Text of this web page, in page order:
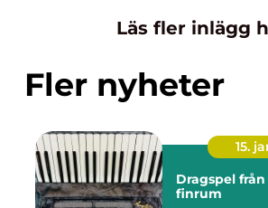
Läs fler inlägg
Fler nyheter
15.
Dragspel från folkpark till
finrum